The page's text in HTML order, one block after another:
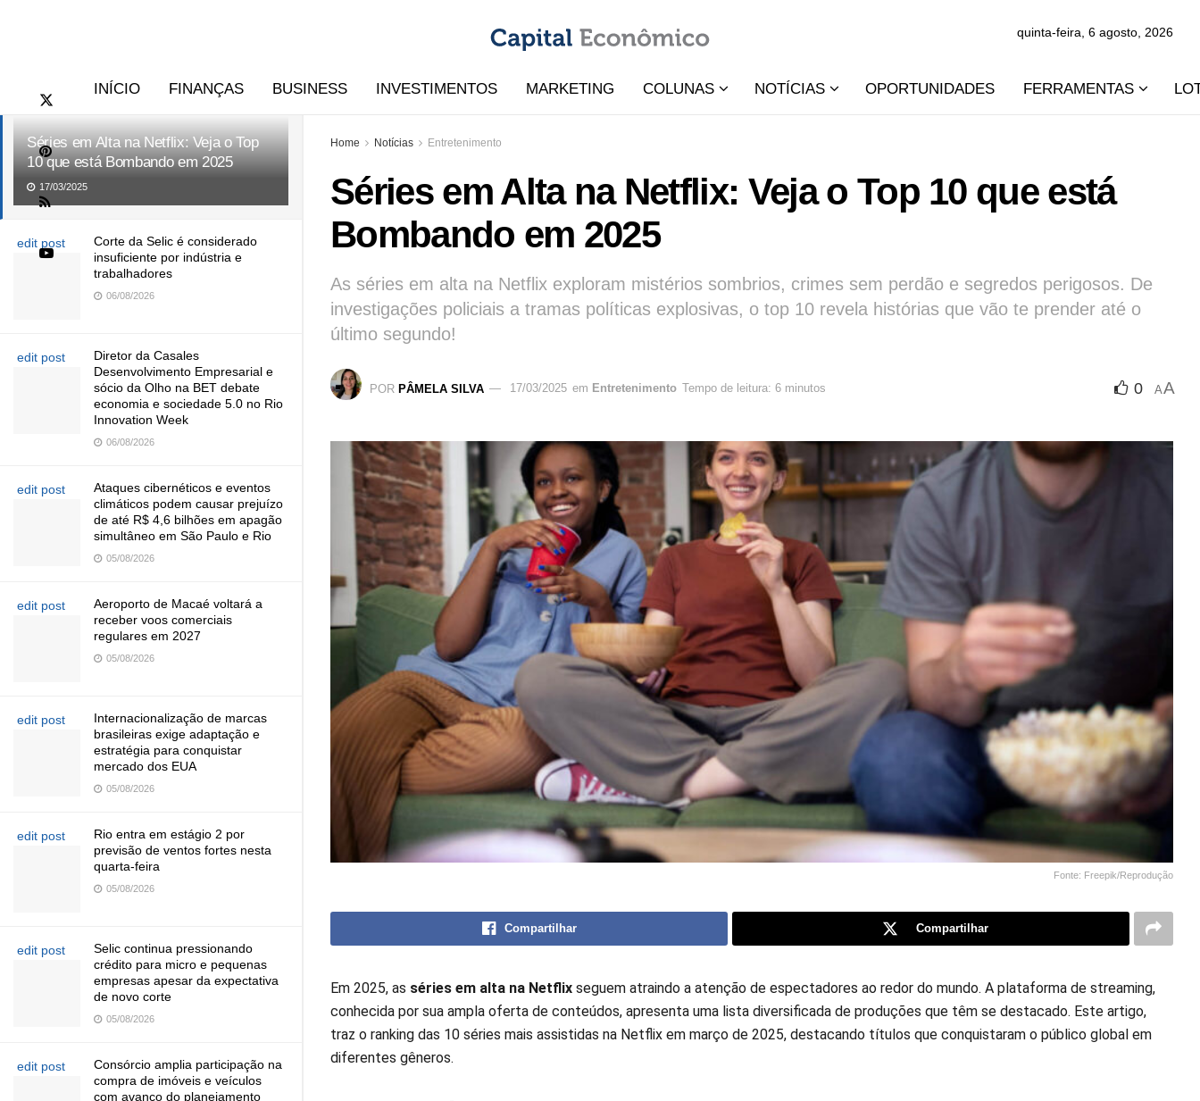
Séries em Alta na Netflix: Veja o Top
10 que está Bombando em 2025
17/03/2025
edit post
Corte da Selic é considerado
insuficiente por indústria e
trabalhadores
06/08/2026
edit post
Diretor da Casales
Desenvolvimento Empresarial e
sócio da Olho na BET debate
economia e sociedade 5.0 no Rio
Innovation Week
06/08/2026
edit post
Ataques cibernéticos e eventos
climáticos podem causar prejuízo
de até R$ 4,6 bilhões em apagão
simultâneo em São Paulo e Rio
05/08/2026
edit post
Aeroporto de Macaé voltará a
receber voos comerciais
regulares em 2027
05/08/2026
edit post
Internacionalização de marcas
brasileiras exige adaptação e
estratégia para conquistar
mercado dos EUA
05/08/2026
edit post
Rio entra em estágio 2 por
previsão de ventos fortes nesta
quarta-feira
05/08/2026
edit post
Selic continua pressionando
crédito para micro e pequenas
empresas apesar da expectativa
de novo corte
05/08/2026
edit post
Consórcio amplia participação na
compra de imóveis e veículos
com avanço do planejamento
quinta-feira, 6 agosto, 2026
INÍCIO FINANÇAS BUSINESS INVESTIMENTOS MARKETING COLUNAS NOTÍCIAS OPORTUNIDADES FERRAMENTAS
Home Notícias Entretenimento
Séries em Alta na Netflix: Veja o Top 10 que está
Bombando em 2025
As séries em alta na Netflix exploram mistérios sombrios, crimes sem perdão e segredos perigosos. De
investigações policiais a tramas políticas explosivas, o top 10 revela histórias que vão te prender até o
último segundo!
POR PÂMELA SILVA 17/03/2025 em Entretenimento Tempo de leitura: 6 minutos 0 AA
Fonte: Freepik/Reprodução
Compartilhar Compartilhar
Em 2025, as séries em alta na Netflix seguem atraindo a atenção de espectadores ao redor do mundo. A plataforma de streaming,
conhecida por sua ampla oferta de conteúdos, apresenta uma lista diversificada de produções que têm se destacado. Este artigo,
traz o ranking das 10 séries mais assistidas na Netflix em março de 2025, destacando títulos que conquistaram o público global em
diferentes gêneros.